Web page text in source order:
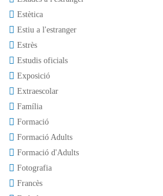
Estètica
Estiu a l'estranger
Estrès
Estudis oficials
Exposició
Extraescolar
Família
Formació
Formació Adults
Formació d'Adults
Fotografia
Francès